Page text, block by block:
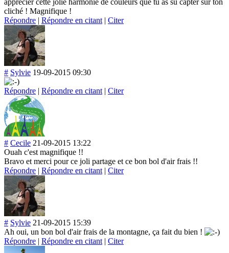
cliché ! Magnifique !
Répondre | Répondre en citant | Citer
# Sylvie 19-09-2015 09:30
Répondre | Répondre en citant | Citer
# Cecile 21-09-2015 13:22
Ouah c'est magnifique !!
Bravo et merci pour ce joli partage et ce bon bol d'air frais !!
Répondre | Répondre en citant | Citer
# Sylvie 21-09-2015 15:39
Ah oui, un bon bol d'air frais de la montagne, ça fait du bien !
Répondre | Répondre en citant | Citer